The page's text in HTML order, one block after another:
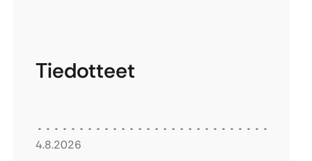
Tiedotteet
4.8.2026